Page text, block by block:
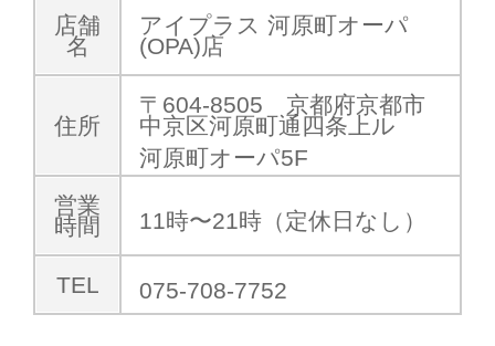
店舗
名
アイプラス 河原町オーパ
(OPA)店
住所
〒604-8505 京都府京都市
中京区河原町通四条上ル
河原町オーパ5F
営業
時間
11時〜21時（定休日なし）
TEL 075-708-7752